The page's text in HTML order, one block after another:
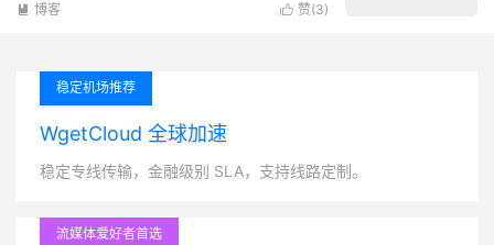
 赞(3)
 博客
稳定机场推荐
WgetCloud 全球加速
稳定专线传输，金融级别 SLA，支持线路定制。
流媒体爱好者首选